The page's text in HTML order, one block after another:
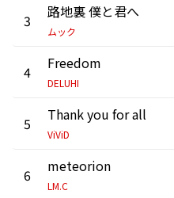
3 路地裏 僕と君へ
ムック
4 Freedom
DELUHI
5 Thank you for all
ViViD
6 meteorion
LM.C